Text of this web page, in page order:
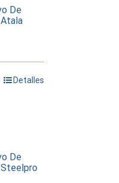
De
Detalles
De